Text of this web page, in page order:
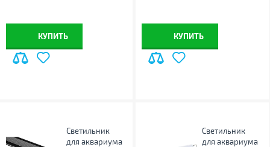
КУПИТЬ КУПИТЬ
Светильник
для аквариума
Светильник
для аквариума